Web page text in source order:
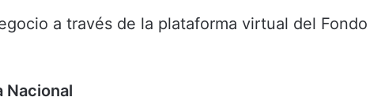
a través de la plataforma virtual del Fondo
Nacional